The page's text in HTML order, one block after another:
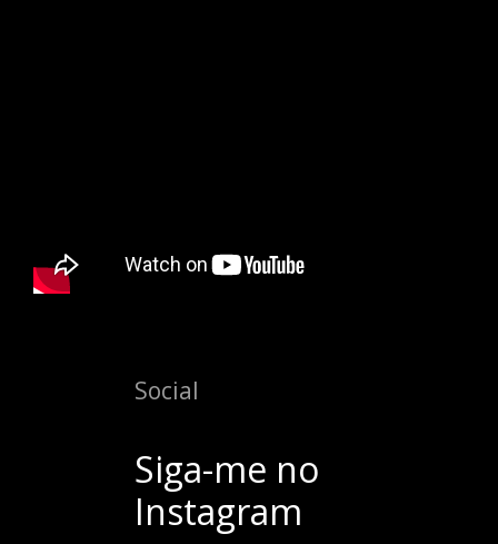
Social
Siga-me no
Instagram